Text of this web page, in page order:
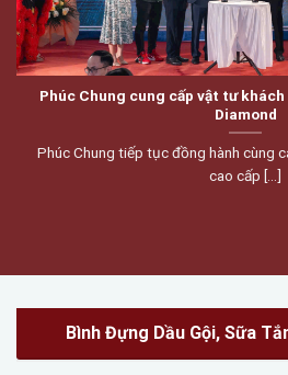
Phúc Chung cung cấp vật tư
Diamond
Phúc Chung tiếp tục đồng hành cùng
cao cấp [...]
Bình Đựng Dầu Gội, Sữa